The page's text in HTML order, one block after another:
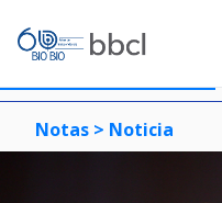
Notas > Noticia